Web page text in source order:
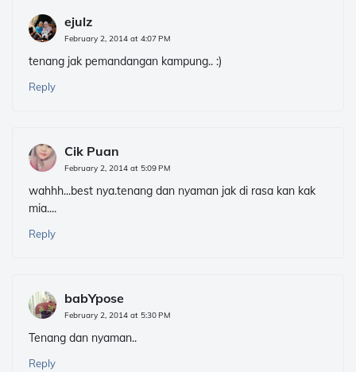
ejulz
February 2, 2014 at 4:07 PM
tenang jak pemandangan kampung.. :)
Reply
Cik Puan
February 2, 2014 at 5:09 PM
wahhh...best nya.tenang dan nyaman jak di rasa kan kak
mia....
Reply
babYpose
February 2, 2014 at 5:30 PM
Tenang dan nyaman..
Reply